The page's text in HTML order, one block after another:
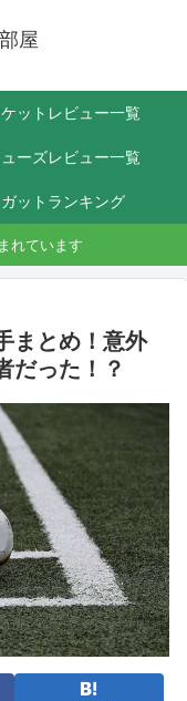
屋
ットレビュー一覧
ーズレビュー一覧
ガットランキング
れています
まとめ！意外
だった！？